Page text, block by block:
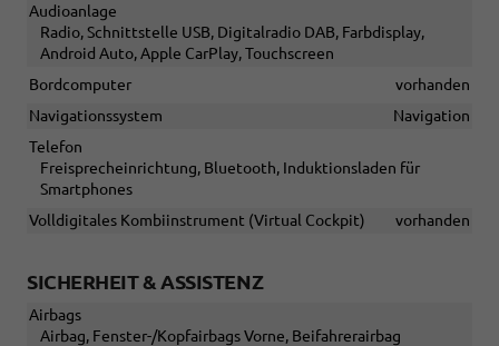
Audioanlage
Radio, Schnittstelle USB, Digitalradio DAB, Farbdisplay,
Android Auto, Apple CarPlay, Touchscreen
Bordcomputer
vorhanden
Navigationssystem
Navigation
Telefon
Freisprecheinrichtung, Bluetooth, Induktionsladen für
Smartphones
Volldigitales Kombiinstrument (Virtual Cockpit)
vorhanden
SICHERHEIT & ASSISTENZ
Airbags
Airbag, Fenster-/Kopfairbags Vorne, Beifahrerairbag